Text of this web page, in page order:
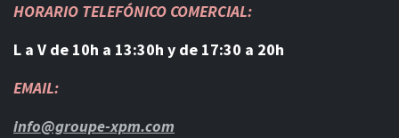
HORARIO TELEFÓNICO COMERCIAL:
L a V de 10h a 13:30h y de 17:30 a 20h
EMAIL:
info@groupe-xpm.com